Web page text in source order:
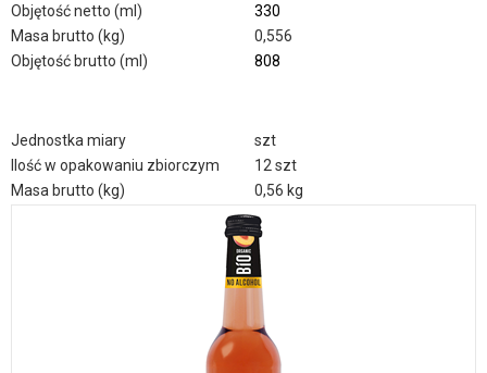
Objętość netto (ml)
330
Masa brutto (kg)
0,556
Objętość brutto (ml)
808
Jednostka miary
szt
Ilość w opakowaniu zbiorczym
12 szt
Masa brutto (kg)
0,56 kg